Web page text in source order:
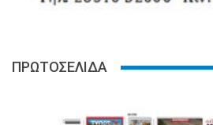
ΠΡΩΤΟΣΕΛΙΔΑ